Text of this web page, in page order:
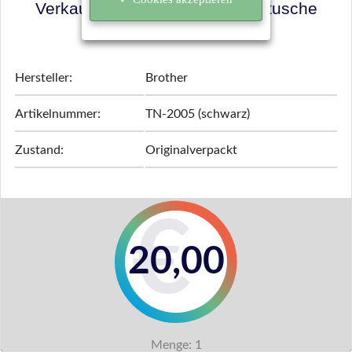
Verkaufspreis für Ihre Tonerkartusche
ermitteln!
Hersteller: Brother
Artikelnummer: TN-2005 (schwarz)
Zustand: Originalverpackt
20,00
Menge: 1